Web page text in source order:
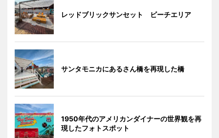
レッドブリックサンセット ビーチエリア
サンタモニカにあるさん橋を再現した橋
1950年代のアメリカンダイナーの世界観を再
現したフォトスポット